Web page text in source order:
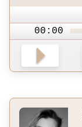
00:00